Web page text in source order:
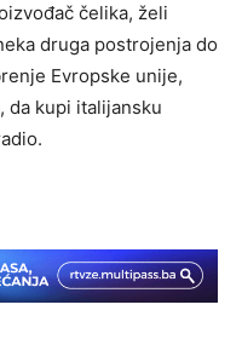
čelika, želi
druga postrojenja do
Evropske unije,
da kupi italijansku